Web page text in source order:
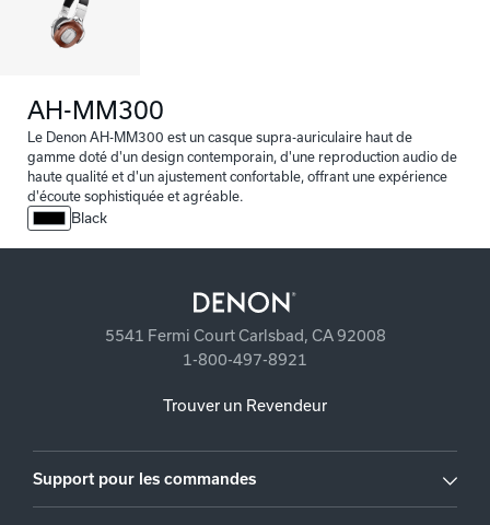
AH-MM300
Le Denon AH-MM300 est un casque supra-auriculaire haut de
gamme doté d'un design contemporain, d'une reproduction audio de
haute qualité et d'un ajustement confortable, offrant une expérience
d'écoute sophistiquée et agréable.
Black
5541 Fermi Court Carlsbad, CA 92008
1-800-497-8921
Trouver un Revendeur
Support pour les commandes